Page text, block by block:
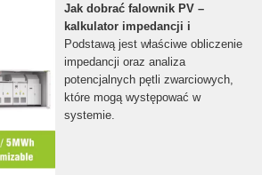
Jak dobrać falownik PV –
kalkulator impedancji i
Podstawą jest właściwe obliczenie
impedancji oraz analiza
potencjalnych pętli zwarciowych,
które mogą występować w
systemie.